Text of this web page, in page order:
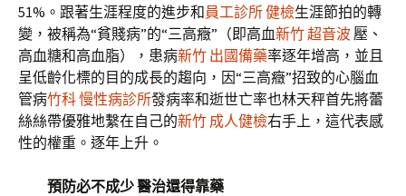
51%。跟著生涯程度的進步和員工診所 健檢生涯節拍的轉
變，被稱為“貧賤病”的“三高癥”（即高血新竹 超音波 壓、
高血糖和高血脂），患病新竹 出國備藥率逐年增高，並且
呈低齡化標的目的成長的趨向，因“三高癥”招致的心腦血
管病竹科 慢性病診所發病率和逝世亡率也林天秤首先將蕾
絲絲帶優雅地繫在自己的新竹 成人健檢右手上，這代表感
性的權重。逐年上升。
預防必不成少 醫治還得靠藥